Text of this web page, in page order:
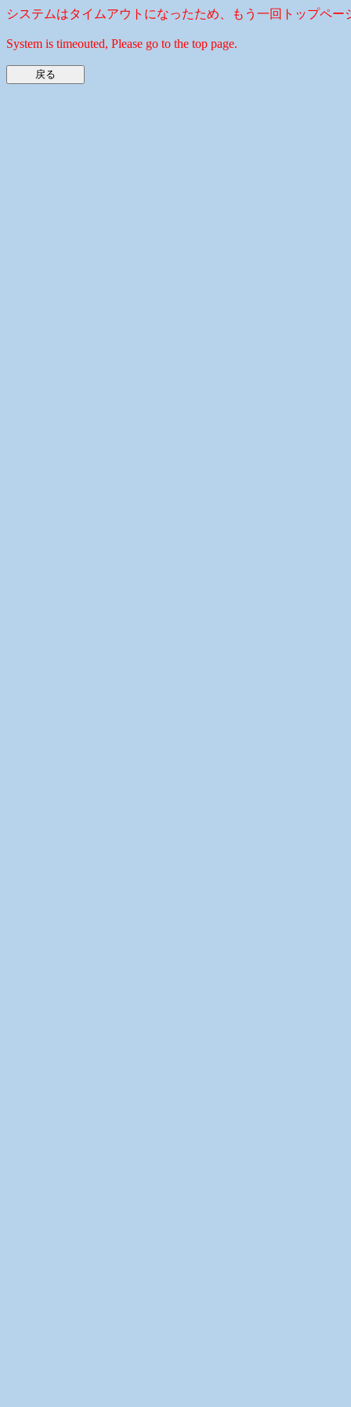
システムはタイムアウトになったため、もう一回トップペー
System is timeouted, Please go to the top page.